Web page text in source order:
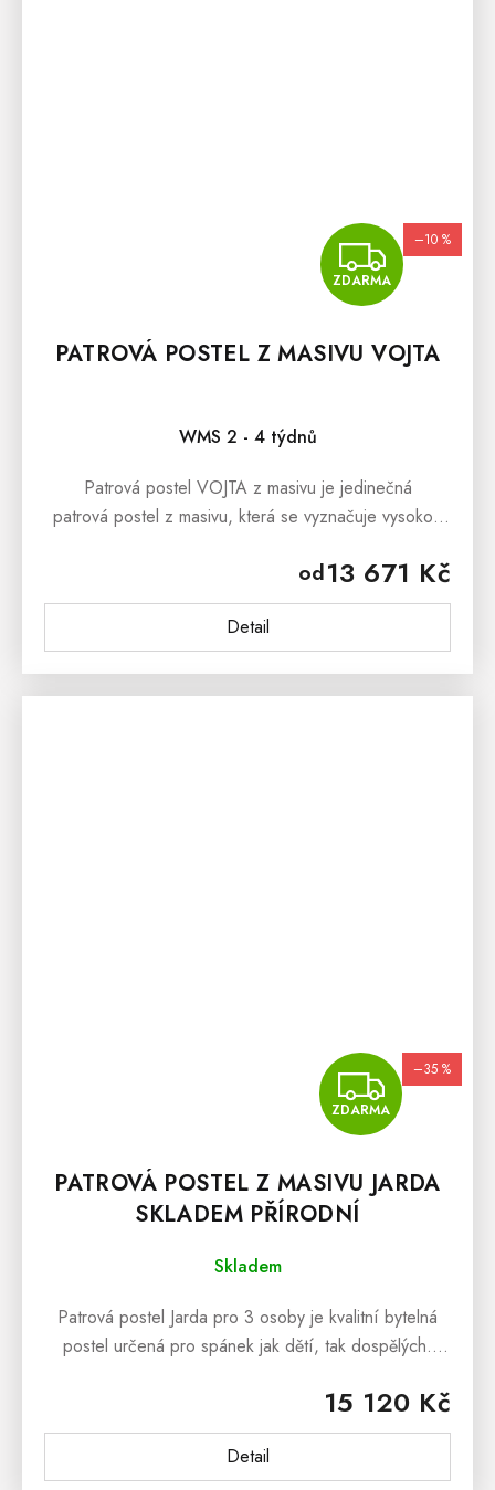
ZDARMA
–10 %
PATROVÁ POSTEL Z MASIVU VOJTA
WMS 2 - 4 týdnů
od13 671 Kč
Detail
Patrová postel VOJTA z masivu je jedinečná
patrová postel z masivu, která se vyznačuje vysokou
používat děti,...
ZDARMA
–35 %
PATROVÁ POSTEL Z MASIVU JARDA
SKLADEM PŘÍRODNÍ
Skladem
15 120 Kč
Detail
Patrová postel Jarda pro 3 osoby je kvalitní bytelná
postel určená pro spánek jak dětí, tak dospělých.